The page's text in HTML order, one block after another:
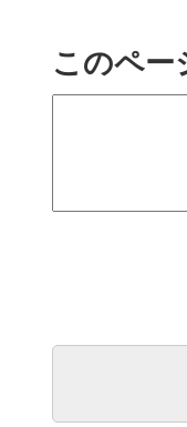
このペー